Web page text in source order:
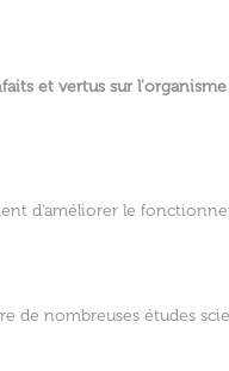
et vertus sur l'organisme
d'améliorer le
de nombreuses études